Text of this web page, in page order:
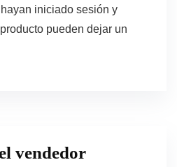
iniciado sesión y
pueden dejar un
vendedor